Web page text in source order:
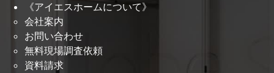
《アイエスホームについて》
会社案内
お問い合わせ
無料現場調査依頼
資料請求